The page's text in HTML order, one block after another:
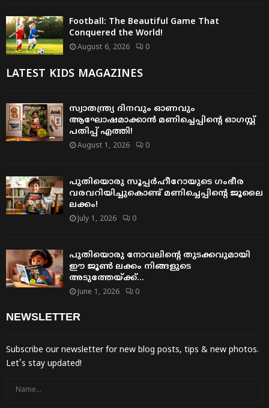
Football: The Beautiful Game That
Conquered the World!
August 6, 2026 0
LATEST KIDS MAGAZINES
സ്വാതന്ത്ര്യ ദിനവും ഓണവും
ആഘോഷമാക്കാൻ മണിച്ചെപ്പിന്റെ ഓഗസ്റ്റ്
പതിപ്പ് എത്തി!
August 1, 2026 0
പുതിയൊരു സൂപ്പർഹീറോയുടെ ഗംഭീര
വരവറിയിച്ചുകൊണ്ട് മണിച്ചെപ്പിന്റെ ജൂലൈ
ലക്കം!
July 1, 2026 0
പുതിയൊരു നോവലിന്റെ തുടക്കവുമായി
ഈ ജൂൺ ലക്കം നിങ്ങളുടെ
അടുത്തേയ്ക്ക്…
June 1, 2026 0
NEWSLETTER
Subscribe our newsletter for new blog posts, tips & new photos.
Let's stay updated!